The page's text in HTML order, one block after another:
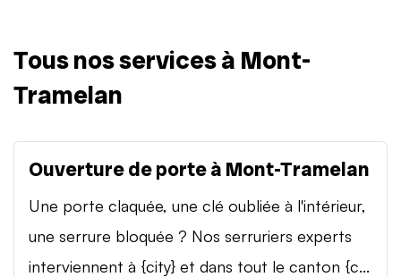
Tous nos services à Mont-
Tramelan
Ouverture de porte à Mont-Tramelan
Une porte claquée, une clé oubliée à l'intérieur,
une serrure bloquée ? Nos serruriers experts
interviennent à {city} et dans tout le canton {c...